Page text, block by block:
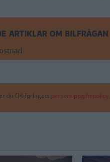
ARTIKLAR OM BILFRÅGAN
du OK-förlagets personuppgiftspolicy.